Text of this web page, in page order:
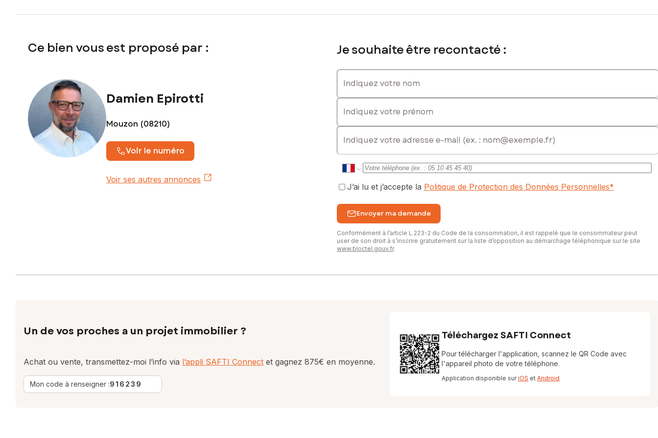
Ce bien vous est proposé par :
Damien Epirotti
Mouzon (08210)
Voir le numéro
Voir ses autres annonces
Je souhaite être recontacté :
Indiquez votre nom
Indiquez votre prénom
E-mail
J’ai lu et j’accepte la Politique de Protection des Données Personnelles*
Envoyer ma demande
Conformément à l’article L.223-2 du Code de la consommation, il est rappelé que le consommateur peut
user de son droit à s’inscrire gratuitement sur la liste d’opposition au démarchage téléphonique sur le site
www.bloctel.gouv.fr.
Un de vos proches a un projet immobilier ?
Achat ou vente, transmettez-moi l’info via l’appli SAFTI Connect et gagnez 875€ en moyenne.
Mon code à renseigner :916239
Téléchargez SAFTI Connect
Pour télécharger l'application, scannez le QR Code avec
l'appareil photo de votre téléphone.
Application disponible suriOS et Android